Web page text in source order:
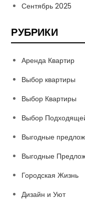
Сентябрь 2025
РУБРИКИ
Аренда Квартир
Выбор квартиры
Выбор Квартиры
Выбор
Выгодные
Выгодные
Городская Жизнь
Дизайн и Уют